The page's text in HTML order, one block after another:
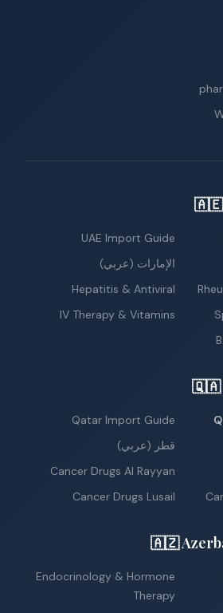
🇦🇪
UAE Import Guide
الإمارات (عربي)
Hepatitis & Antiviral
IV Therapy & Vitamins
🇶🇦
Qatar Import Guide
قطر (عربي)
Cancer Drugs Al Rayyan
Cancer Drugs Lusail
🇦🇿
Endocrinology & Hormone
Therapy